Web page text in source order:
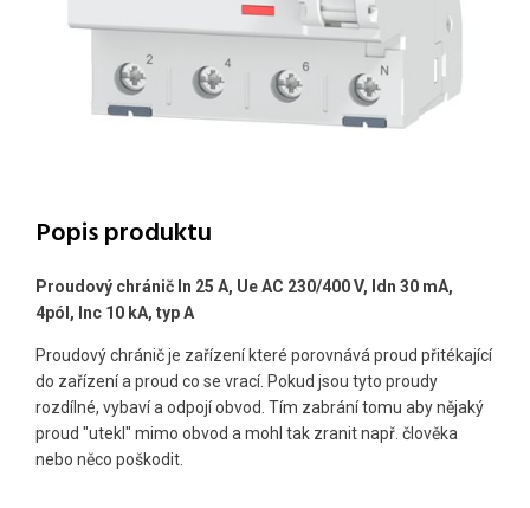
Popis produktu
Proudový chránič In 25 A, Ue AC 230/400 V, Idn 30 mA,
4pól, Inc 10 kA, typ A
Proudový chránič je zařízení které porovnává proud přitékající
do zařízení a proud co se vrací. Pokud jsou tyto proudy
rozdílné, vybaví a odpojí obvod. Tím zabrání tomu aby nějaký
proud "utekl" mimo obvod a mohl tak zranit např. člověka
nebo něco poškodit.